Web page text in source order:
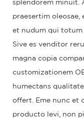
splendorem minuit.
praesertim oleosae,
et nudum qui totum
Sive es venditor
magna copia
customizationem
humectans
offert. Eme nunc et
producto levi, non